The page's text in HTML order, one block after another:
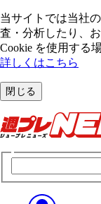
当サイトでは当社
査・分析したり、
Cookie を使⽤する
詳しくはこちら
閉じる